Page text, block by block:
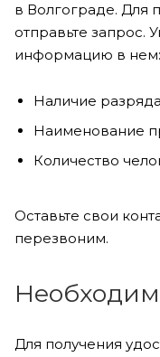
в Волгограде. Для
отправьте запрос.
информацию в нем:
Наличие
Наименование
Количество
Оставьте свои
перезвоним.
Для получения